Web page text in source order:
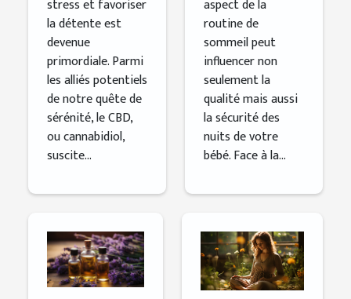
stress et favoriser
la détente est
devenue
primordiale. Parmi
les alliés potentiels
de notre quête de
sérénité, le CBD,
ou cannabidiol,
suscite...
aspect de la
routine de
sommeil peut
influencer non
seulement la
qualité mais aussi
la sécurité des
nuits de votre
bébé. Face à la...